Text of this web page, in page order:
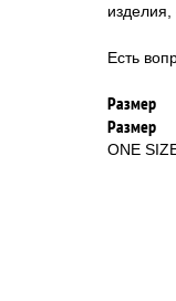
изделия,
Есть
Размер
Размер
ONE